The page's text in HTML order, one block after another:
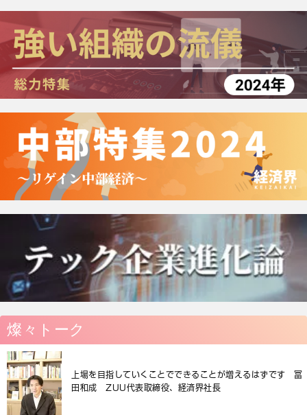
燦々トーク
上場を目指していくことでできることが増えるはずです 冨
田和成 ZUU代表取締役、経済界社長